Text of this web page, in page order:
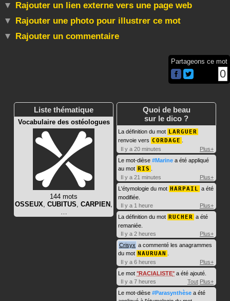
Rajouter un lien externe vers une page web
Rajouter une photo pour illustrer ce mot
Rajouter un commentaire
Partageons ce mot
0
Liste thématique
Vocabulaire des ostéologues
144 mots
OSSEUX, CUBITUS, CARPIEN ,
…
Quoi de beau
sur le dico ?
La définition du mot LARGUER
renvoie vers CORDAGE
Il y a 20 minutes
Plus+
Le mot-dièse #Marine a été appliqué
au mot RIS
Il y a 21 minutes
Plus+
L'étymologie du mot HARPAIL a été
modifiée.
Il y a 1 heure
Plus+
La définition du mot RUCHER a été
remaniée.
Il y a 2 heures
Plus+
Crisyx a commenté les anagrammes
du mot NAURUAN
Il y a 6 heures
Plus+
Le mot RACIALISTE a été ajouté.
Il y a 7 heures
Tout Plus+
Le mot-dièse #Parasynthèse a été